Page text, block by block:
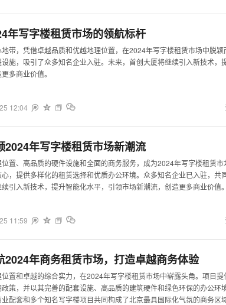
年写字楼租赁市场的领航标杆
带，凭借卓越品质和优越地理位置，在2024年写字楼租赁市场中脱
施，吸引了众多知名企业入驻。未来，首创大厦将继续引入新技术，
多商业价值。
12:04    
2024年写字楼租赁市场新潮流
置、高品质的硬件设施和全面的商务服务，成为2024年写字楼租赁市
，提供多样化的租赁选择和优质办公环境。众多知名企业已入驻，共
引入新技术，提升智能化水平，引领市场新潮流，创造更多商业价值。
11:59    
2024年商务租赁市场，打造卓越商务体验
置和卓越的综合实力，在2024年写字楼租赁市场中崭露头角。项目提
策，并以其完善的配套设施、高品质的建筑硬件和绿色环保的办公环
配套和多个知名写字楼项目共同构成了北京最具国际化气氛的商务区域